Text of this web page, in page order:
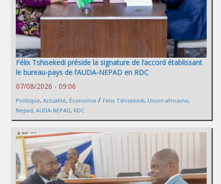
Félix Tshisekedi préside la signature de l’accord établissant
le bureau-pays de l’AUDA-NEPAD en RDC
07/08/2026 - 09:06
Politique, Actualité, Économie / Félix Tshisekedi, Union africaine,
Nepad, AUDA-NEPAD, RDC